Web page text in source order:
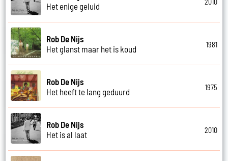
Het enige geluid
Rob De Nijs
Het glanst maar het is koud
1981
Rob De Nijs
Het heeft te lang geduurd
1975
Rob De Nijs
Het is al laat
2010